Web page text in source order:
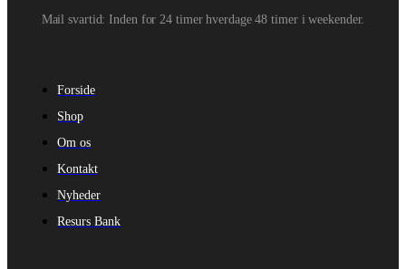
Mail svartid: Inden for 24 timer hverdage 48 timer i weekender.
Forside
Shop
Om os
Kontakt
Nyheder
Resurs Bank